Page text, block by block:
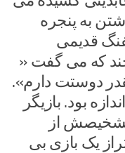
به پنجره
قدیمی
که می گفت «
دوستت دارم».
بود. بازیگر
از
یک بازی بی